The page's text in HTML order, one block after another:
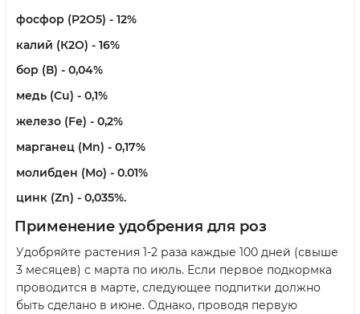
фосфор (P2O5) - 12%
калий (К2О) - 16%
бор (В) - 0,04%
медь (Сu) - 0,1%
железо (Fe) - 0,2%
марганец (Mn) - 0,17%
молибден (Mo) - 0.01%
цинк (Zn) - 0,035%.
Применение удобрения для роз
Удобряйте растения 1-2 раза каждые 100 дней (свыше
3 месяцев) с марта по июль. Если первое подкормка
проводится в марте, следующее подпитки должно
быть сделано в июне. Однако, проводя первую